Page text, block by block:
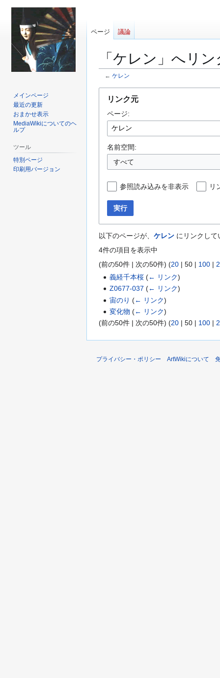
「ケレン」へリ
← ケレン
リンク元
ページ:
名前空間:
すべて
参照読み込みを非表示 リ
実行
以下のページが、 ケレン にリンクして
4件の項目を表示中
(前の50件 | 次の50件) (20 | 50 | 100 |
義経千本桜 (← リンク)
Z0677-037 (← リンク)
宙のり (← リンク)
変化物 (← リンク)
(前の50件 | 次の50件) (20 | 50 | 100 |
ページ 議論
メインページ
最近の更新
おまかせ表示
MediaWikiについてのヘ
ルプ
ツール
特別ページ
印刷用バージョン
プライバシー・ポリシー ArtWikiについて